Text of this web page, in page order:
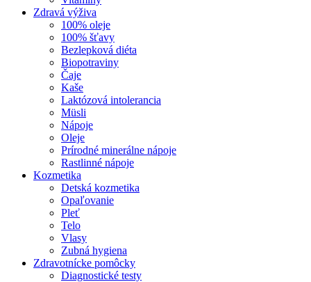
Zdravá výživa
100% oleje
100% šťavy
Bezlepková diéta
Biopotraviny
Čaje
Kaše
Laktózová intolerancia
Müsli
Nápoje
Oleje
Prírodné minerálne nápoje
Rastlinné nápoje
Kozmetika
Detská kozmetika
Opaľovanie
Pleť
Telo
Vlasy
Zubná hygiena
Zdravotnícke pomôcky
Diagnostické testy